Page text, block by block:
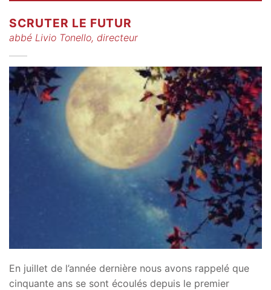
SCRUTER LE FUTUR
abbé Livio Tonello, directeur
En juillet de l’année dernière nous avons rappelé que
cinquante ans se sont écoulés depuis le premier